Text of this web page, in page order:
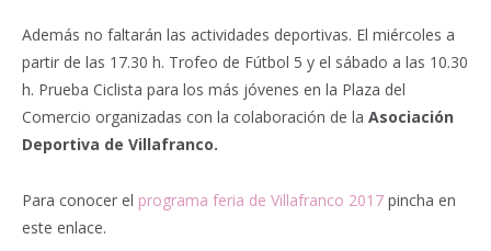
Además no faltarán las actividades deportivas. El miércoles a
partir de las 17.30 h. Trofeo de Fútbol 5 y el sábado a las 10.30
h. Prueba Ciclista para los más jóvenes en la Plaza del
Comercio organizadas con la colaboración de la Asociación
Deportiva de Villafranco.
Para conocer el programa feria de Villafranco 2017 pincha en
este enlace.